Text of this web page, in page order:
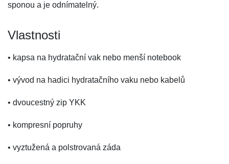
sponou a je odnímatelný.
Vlastnosti
• kapsa na hydratační vak nebo menší notebook
• vývod na hadici hydratačního vaku nebo kabelů
• dvoucestný zip YKK
• kompresní popruhy
• vyztužená a polstrovaná záda